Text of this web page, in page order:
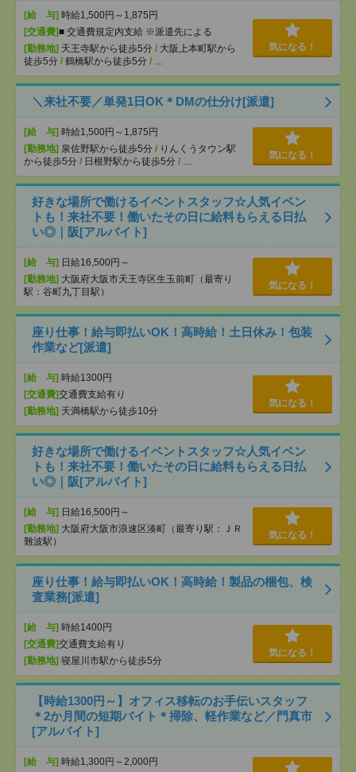
[給 与] 時給1,500円～1,875円
[交通費]■ 交通費規定内支給 ※派遣先による
[勤務地] 天王寺駅から徒歩5分 / 大阪上本町駅から
徒歩5分 / 鶴橋駅から徒歩5分 / …
気になる！
＼来社不要／単発1日OK＊DMの仕分け[派遣]
[給 与] 時給1,500円～1,875円
[勤務地] 泉佐野駅から徒歩5分 / りんくうタウン駅
から徒歩5分 / 日根野駅から徒歩5分 / …
気になる！
好きな場所で働けるイベントスタッフ☆人気イベン
トも！来社不要！働いたその日に給料もらえる日払
い◎｜阪[アルバイト]
[給 与] 日給16,500円～
[勤務地] 大阪府大阪市天王寺区生玉前町（最寄り
駅：谷町九丁目駅）
気になる！
座り仕事！給与即払いOK！高時給！土日休み！包装
作業など[派遣]
[給 与] 時給1300円
[交通費]交通費支給有り
[勤務地] 天満橋駅から徒歩10分
気になる！
好きな場所で働けるイベントスタッフ☆人気イベン
トも！来社不要！働いたその日に給料もらえる日払
い◎｜阪[アルバイト]
[給 与] 日給16,500円～
[勤務地] 大阪府大阪市浪速区湊町（最寄り駅：ＪＲ
難波駅）
気になる！
座り仕事！給与即払いOK！高時給！製品の梱包、検
査業務[派遣]
[給 与] 時給1400円
[交通費]交通費支給有り
[勤務地] 寝屋川市駅から徒歩5分
気になる！
【時給1300円～】オフィス移転のお手伝いスタッフ
＊2か月間の短期バイト＊掃除、軽作業など／門真市
[アルバイト]
[給 与] 時給1,300円～2,000円